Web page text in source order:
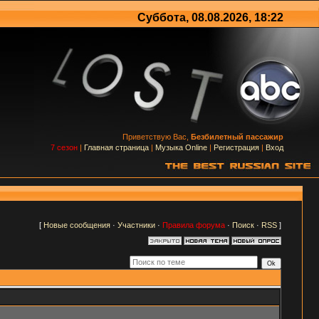
Суббота, 08.08.2026, 18:22
Приветствую Вас, Безбилетный пассажир
7 сезон | Главная страница | Музыка Online | Регистрация | Вход
[ Новые сообщения· Участники· Правила форума· Поиск· RSS]